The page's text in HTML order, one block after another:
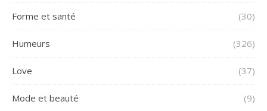
Forme et santé (30)
Humeurs (326)
Love (37)
Mode et beauté (9)